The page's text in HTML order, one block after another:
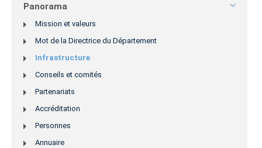
Panorama
Mission et valeurs
Mot de la Directrice du Département
Infrastructure
Conseils et comités
Partenariats
Accréditation
Personnes
Annuaire